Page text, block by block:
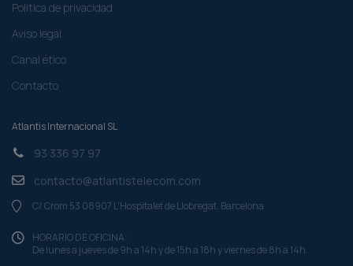
Politica de privacidad
Aviso legal
Canal ético
Contacto
Atlantis Internacional SL
93 336 97 97
contacto@atlantistelecom.com
C/ Crom 53 08907 L'Hospitalet de Llobregat. Barcelona
HORARIO DE OFICINA:
De lunes a jueves de 9h a 14h y de 15h a 18h y viernes de 8h a 14h.